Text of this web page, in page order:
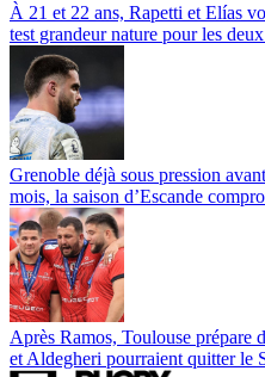
À 21 et 22 ans, Rapetti et Elías
test grandeur nature pour les
Grenoble déjà sous pression
mois, la saison d’Escande
Après Ramos, Toulouse prépare
et Aldegheri pourraient quitter le